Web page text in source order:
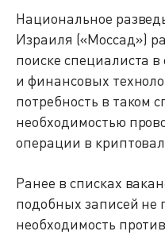
Национальное
Израиля («Моссад»)
поиске специалиста
и финансовых
потребность в таком
необходимостью
операции в
Ранее в списках
подобных записей не
необходимость